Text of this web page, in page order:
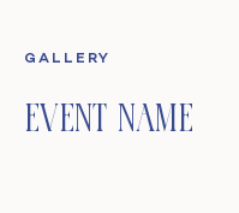
GALLERY
Event Name